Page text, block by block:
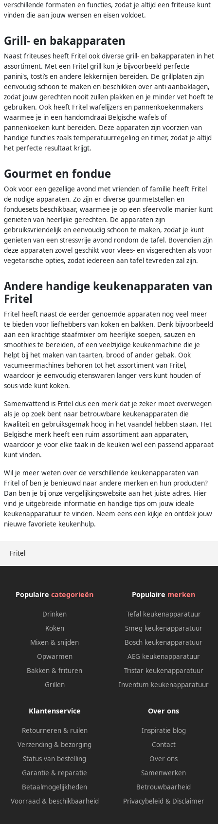
Fritel
verschillende formaten en functies, zodat je altijd een friteuse kunt
vinden die aan jouw wensen en eisen voldoet.
Grill- en bakapparaten
Naast friteuses heeft Fritel ook diverse grill- en bakapparaten in het
assortiment. Met een Fritel grill kun je bijvoorbeeld perfecte
panini's, tosti’s en andere lekkernijen bereiden. De grillplaten zijn
eenvoudig schoon te maken en beschikken over anti-aanbaklagen,
zodat jouw gerechten nooit zullen plakken en je minder vet hoeft te
gebruiken. Ook heeft Fritel wafelijzers en pannenkoekenmakers
waarmee je in een handomdraai Belgische wafels of
pannenkoeken kunt bereiden. Deze apparaten zijn voorzien van
handige functies zoals temperatuurregeling en timer, zodat je altijd
het perfecte resultaat krijgt.
Gourmet en fondue
Ook voor een gezellige avond met vrienden of familie heeft Fritel
de nodige apparaten. Zo zijn er diverse gourmetstellen en
fonduesets beschikbaar, waarmee je op een sfeervolle manier kunt
genieten van heerlijke gerechten. De apparaten zijn
gebruiksvriendelijk en eenvoudig schoon te maken, zodat je kunt
genieten van een stressvrije avond rondom de tafel. Bovendien zijn
deze apparaten zowel geschikt voor vlees- en visgerechten als voor
vegetarische opties, zodat iedereen aan tafel tevreden zal zijn.
Andere handige keukenapparaten van
Fritel
Fritel heeft naast de eerder genoemde apparaten nog veel meer
te bieden voor liefhebbers van koken en bakken. Denk bijvoorbeeld
aan een krachtige staafmixer om heerlijke soepen, sauzen en
smoothies te bereiden, of een veelzijdige keukenmachine die je
helpt bij het maken van taarten, brood of ander gebak. Ook
vacumeermachines behoren tot het assortiment van Fritel,
waardoor je eenvoudig etenswaren langer vers kunt houden of
sous-vide kunt koken.
Samenvattend is Fritel dus een merk dat je zeker moet overwegen
als je op zoek bent naar betrouwbare keukenapparaten die
kwaliteit en gebruiksgemak hoog in het vaandel hebben staan. Het
Belgische merk heeft een ruim assortiment aan apparaten,
waardoor je voor elke taak in de keuken wel een passend apparaat
kunt vinden.
Wil je meer weten over de verschillende keukenapparaten van
Fritel of ben je benieuwd naar andere merken en hun producten?
Dan ben je bij onze vergelijkingswebsite aan het juiste adres. Hier
vind je uitgebreide informatie en handige tips om jouw ideale
keukenapparatuur te vinden. Neem eens een kijkje en ontdek jouw
nieuwe favoriete keukenhulp.
Populaire categorieën
Drinken
Koken
Mixen & snijden
Opwarmen
Bakken & frituren
Grillen
Populaire merken
Tefal keukenapparatuur
Smeg keukenapparatuur
Bosch keukenapparatuur
AEG keukenapparatuur
Tristar keukenapparatuur
Inventum keukenapparatuur
Klantenservice
Retourneren & ruilen
Verzending & bezorging
Status van bestelling
Garantie & reparatie
Betaalmogelijkheden
Voorraad & beschikbaarheid
Over ons
Inspiratie blog
Contact
Over ons
Samenwerken
Betrouwbaarheid
Privacybeleid & Disclaimer